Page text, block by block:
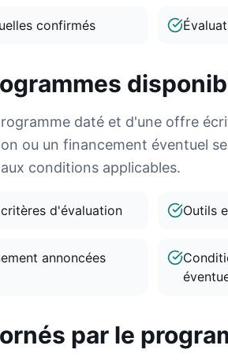
confirmés
daté et d'une offre
ou un financement éventuel
conditions applicables.
d'évaluation Outils
annoncées
par le